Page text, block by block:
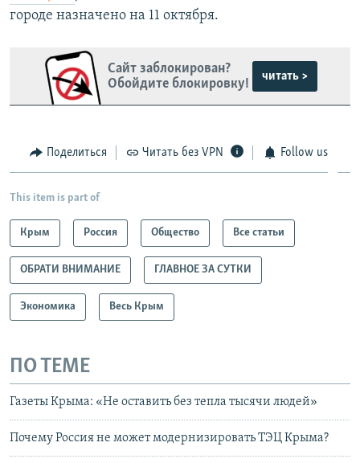
городе назначено на 11 октября.
Сайт заблокирован?
Обойдите блокировку!
читать >
Поделиться Читать без VPN Follow us
This item is part of
Крым Россия Общество Все статьи
ОБРАТИ ВНИМАНИЕ ГЛАВНОЕ ЗА СУТКИ
Экономика Весь Крым
ПО ТЕМЕ
Газеты Крыма: «Не оставить без тепла тысячи людей»
Почему Россия не может модернизировать ТЭЦ Крыма?